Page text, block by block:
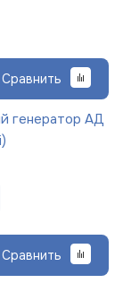
Сравнить
генератор АД
Сравнить